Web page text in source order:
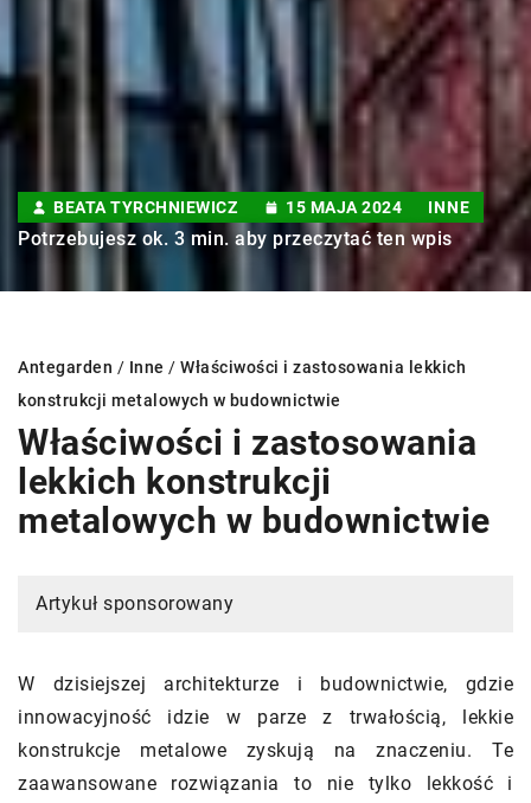
BEATA TYRCHNIEWICZ 15 MAJA 2024 INNE
Potrzebujesz ok. 3 min. aby przeczytać ten wpis
Antegarden / Inne / Właściwości i zastosowania lekkich
konstrukcji metalowych w budownictwie
Właściwości i zastosowania
lekkich konstrukcji
metalowych w budownictwie
Artykuł sponsorowany
W dzisiejszej architekturze i budownictwie, gdzie
innowacyjność idzie w parze z trwałością, lekkie
konstrukcje metalowe zyskują na znaczeniu. Te
zaawansowane rozwiązania to nie tylko lekkość i